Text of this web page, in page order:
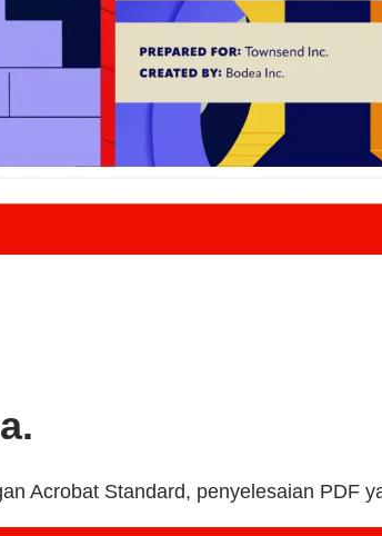
Acrobat Standard, penyelesaian PDF